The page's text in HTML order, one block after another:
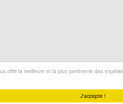
J'accepte !
offrir la meilleure et la plus pertinente des